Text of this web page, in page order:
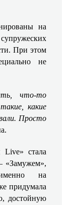
на
При этом
не
что-то
какие
Просто
стала
«Замужем»,
на
придумала
достойную